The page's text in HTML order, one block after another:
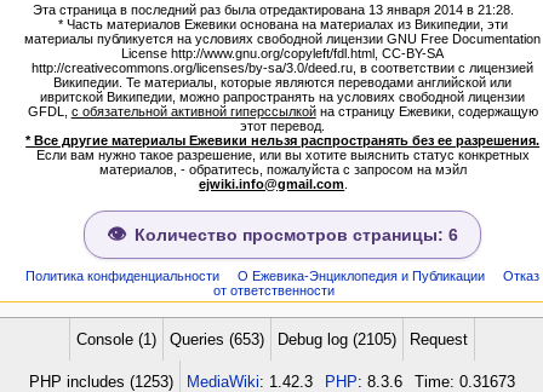
Версия
для
Постоянная
ссылка
Сведения
о странице
Народ
Проекты
Проекты/Участники/
дополнения
Публикации:Авторы
Публикации:Статьи по типу
Темы
ежевиковый куст
ЕжеВиКа,Еврейская Вики-
ЕжеВиКа-ТаНаХ
ЕжеВиКа-Публикации
ЕжеВиКа-Книги (бумажные и
электронные), аудиокурсы,
Заглавная страница
Эта страница в последний раз была отредактирована 13 января 2014 в 21:28.
* Часть материалов Ежевики основана на материалах из Википедии, эти
материалы публикуется на условиях свободной лицензии GNU Free Documentation
License http://www.gnu.org/copyleft/fdl.html, CC-BY-SA
http://creativecommons.org/licenses/by-sa/3.0/deed.ru, в соответствии с лицензией
Википедии. Те материалы, которые являются переводами английской или
ивритской Википедии, можно рапространять на условиях свободной лицензии
GFDL, с обязательной активной гиперссылкойна страницу Ежевики, содержащую
этот перевод.
* Все другие материалы Ежевики нельзя распространять без ее разрешения.
Если вам нужно такое разрешение, или вы хотите выяснить статус конкретных
материалов, - обратитесь, пожалуйста с запросом на мэйл
ejwiki.info@gmail.com
Количество просмотров страницы: 6
Политика конфиденциальности О Ежевика-Энциклопедия и Публикации
Отказ
от ответственности
Console (1) Queries (653) Debug log (2105) Request
PHP includes (1253) MediaWiki: 1.42.3 PHP: 8.3.6 Time: 0.31673